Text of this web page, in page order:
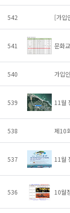
542 [가입
541 문화
540 가입
539 11월
538 제10
537 11월
536 10월